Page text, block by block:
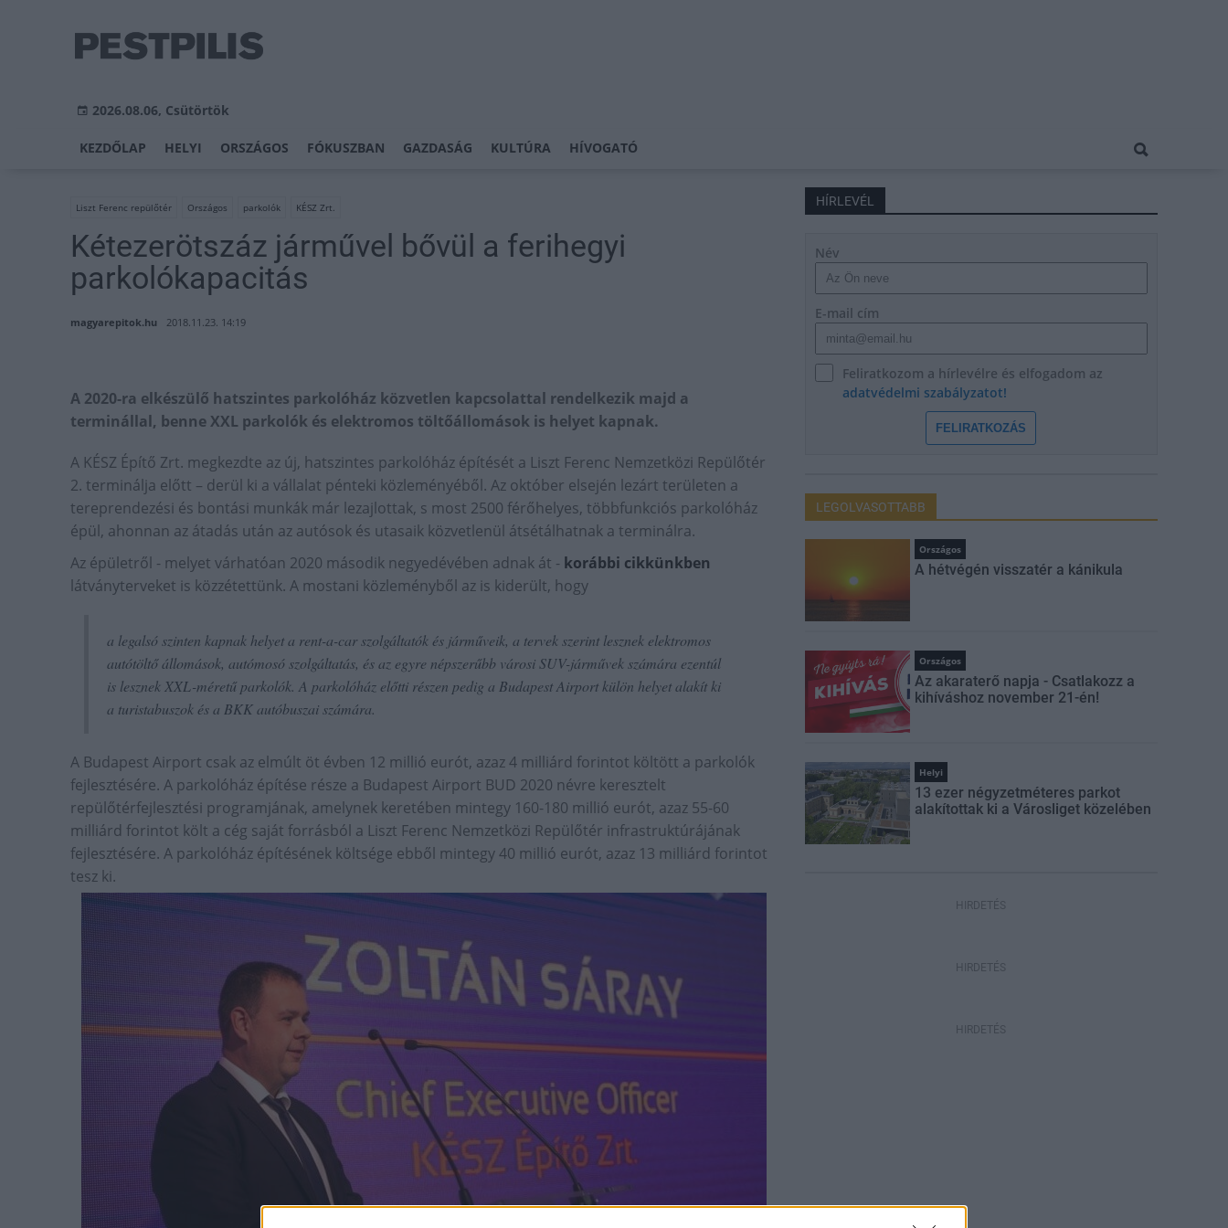
2026.08.06, Csütörtök
KEZDŐLAP HELYI ORSZÁGOS FÓKUSZBAN GAZDASÁG KULTÚRA HÍVOGATÓ
Liszt Ferenc repülőtér Országos parkolók KÉSZ Zrt.
Kétezerötszáz járművel bővül a ferihegyi
parkolókapacitás
magyarepitok.hu 2018.11.23. 14:19
A 2020-ra elkészülő hatszintes parkolóház közvetlen kapcsolattal rendelkezik majd a
terminállal, benne XXL parkolók és elektromos töltőállomások is helyet kapnak.
A KÉSZ Építő Zrt. megkezdte az új, hatszintes parkolóház építését a Liszt Ferenc Nemzetközi Repülőtér
2. terminálja előtt – derül ki a vállalat pénteki közleményéből. Az október elsején lezárt területen a
tereprendezési és bontási munkák már lezajlottak, s most 2500 férőhelyes, többfunkciós parkolóház
épül, ahonnan az átadás után az autósok és utasaik közvetlenül átsétálhatnak a terminálra.
Az épületről - melyet várhatóan 2020 második negyedévében adnak át - korábbi cikkünkben
látványterveket is közzétettünk. A mostani közleményből az is kiderült, hogy
a legalsó szinten kapnak helyet a rent-a-car szolgáltatók és járműveik, a tervek szerint lesznek elektromos
autótöltő állomások, autómosó szolgáltatás, és az egyre népszerűbb városi SUV-járművek számára ezentúl
is lesznek XXL-méretű parkolók. A parkolóház előtti részen pedig a Budapest Airport külön helyet alakít ki
a turistabuszok és a BKK autóbuszai számára.
A Budapest Airport csak az elmúlt öt évben 12 millió eurót, azaz 4 milliárd forintot költött a parkolók
fejlesztésére. A parkolóház építése része a Budapest Airport BUD 2020 névre keresztelt
repülőtérfejlesztési programjának, amelynek keretében mintegy 160-180 millió eurót, azaz 55-60
milliárd forintot költ a cég saját forrásból a Liszt Ferenc Nemzetközi Repülőtér infrastruktúrájának
fejlesztésére. A parkolóház építésének költsége ebből mintegy 40 millió eurót, azaz 13 milliárd forintot
tesz ki.
HÍRLEVÉL
Név
E-mail cím
Feliratkozom a hírlevélre és elfogadom az
adatvédelmi szabályzatot!
FELIRATKOZÁS
LEGOLVASOTTABB
Országos
A hétvégén visszatér a kánikula
Országos
Az akaraterő napja - Csatlakozz a
kihíváshoz november 21-én!
Helyi
13 ezer négyzetméteres parkot
alakítottak ki a Városliget közelében
HIRDETÉS
HIRDETÉS
HIRDETÉS